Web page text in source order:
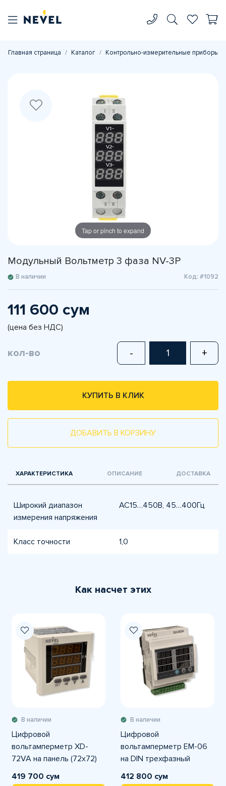
Главная страница Каталог Контрольно-измерительные приборы
Tap or pinch to expand
Модульный Вольтметр 3 фаза NV-3P
В наличии Код: #1092
111 600 сум
(цена без НДС)
кол-во - +
КУПИТЬ В КЛИК
ДОБАВИТЬ В КОРЗИНУ
ХАРАКТЕРИСТИКА ОПИСАНИЕ ДОСТАВКА
Широкий диапазон
измерения напряжения
AC15…450В, 45…400Гц
Класс точности 1,0
Как насчет этих
В наличии
Цифровой
вольтамперметр XD-
72VA на панель (72х72)
трехфазный
419 700 сум
В наличии
Цифровой
вольтамперметр EM-06
на DIN трехфазный
412 800 сум